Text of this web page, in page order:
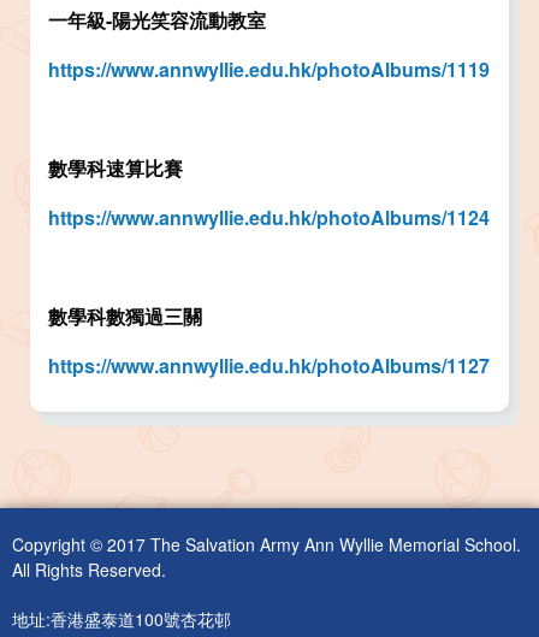
一年級-陽光笑容流動教室
https://www.annwyllie.edu.hk/photoAlbums/1119
數學科速算比賽
https://www.annwyllie.edu.hk/photoAlbums/1124
數學科數獨過三關
https://www.annwyllie.edu.hk/photoAlbums/1127
Copyright © 2017 The Salvation Army Ann Wyllie Memorial School.
All Rights Reserved.
地址:香港盛泰道100號杏花邨